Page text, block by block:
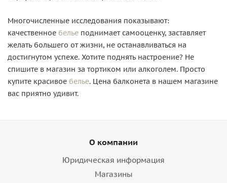
Многочисленные исследования показывают:
качественное белье поднимает самооценку, заставляет
желать большего от жизни, не останавливаться на
достигнутом успехе. Хотите поднять настроение? Не
спишите в магазин за тортиком или алкоголем. Просто
купите красивое белье. Цена балконета в нашем магазине
вас приятно удивит.
О компании
Юридическая информация
Магазины